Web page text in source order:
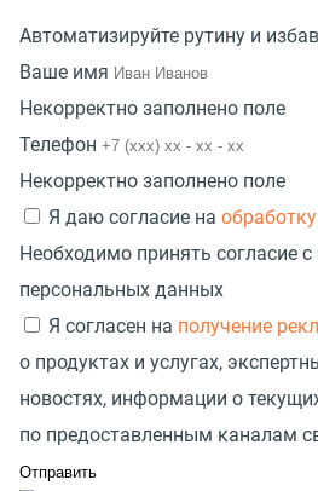
Автоматизируйте рутину и
Ваше имя
Некорректно заполнено поле
Телефон
Некорректно заполнено поле
Я даю согласие на
Необходимо принять согласие
персональных данных
Я согласен на получение
о продуктах и услугах,
новостях, информации о
по предоставленным каналам